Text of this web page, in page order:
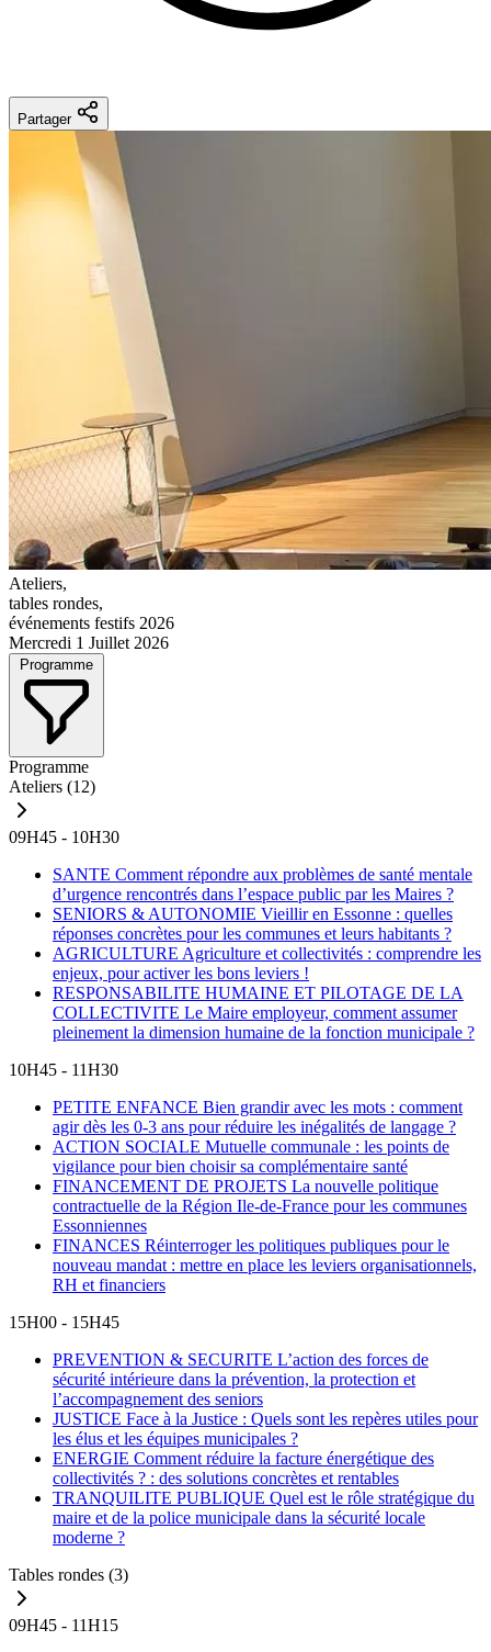
Partager
Ateliers,
tables rondes,
événements festifs 2026
Mercredi 1 Juillet 2026
Programme
Programme
Ateliers (12)
09H45 - 10H30
SANTE Comment répondre aux problèmes de santé mentale
d’urgence rencontrés dans l’espace public par les Maires ?
SENIORS & AUTONOMIE Vieillir en Essonne : quelles
réponses concrètes pour les communes et leurs habitants ?
AGRICULTURE Agriculture et collectivités : comprendre les
enjeux, pour activer les bons leviers !
RESPONSABILITE HUMAINE ET PILOTAGE DE LA
COLLECTIVITE Le Maire employeur, comment assumer
pleinement la dimension humaine de la fonction municipale ?
10H45 - 11H30
PETITE ENFANCE Bien grandir avec les mots : comment
agir dès les 0-3 ans pour réduire les inégalités de langage ?
ACTION SOCIALE Mutuelle communale : les points de
vigilance pour bien choisir sa complémentaire santé
FINANCEMENT DE PROJETS La nouvelle politique
contractuelle de la Région Ile-de-France pour les communes
Essonniennes
FINANCES Réinterroger les politiques publiques pour le
nouveau mandat : mettre en place les leviers organisationnels,
RH et financiers
15H00 - 15H45
PREVENTION & SECURITE L’action des forces de
sécurité intérieure dans la prévention, la protection et
l’accompagnement des seniors
JUSTICE Face à la Justice : Quels sont les repères utiles pour
les élus et les équipes municipales ?
ENERGIE Comment réduire la facture énergétique des
collectivités ? : des solutions concrètes et rentables
TRANQUILITE PUBLIQUE Quel est le rôle stratégique du
maire et de la police municipale dans la sécurité locale
moderne ?
Tables rondes (3)
09H45 - 11H15